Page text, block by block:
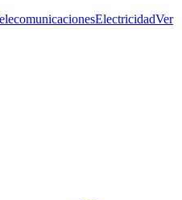
ElectricidadVer